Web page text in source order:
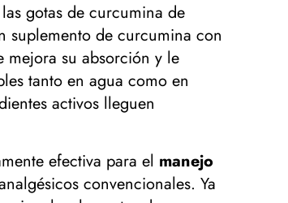
gotas de curcumina de
suplemento de curcumina con
mejora su absorción y le
tanto en agua como en
activos lleguen
efectiva para el manejo
convencionales. Ya